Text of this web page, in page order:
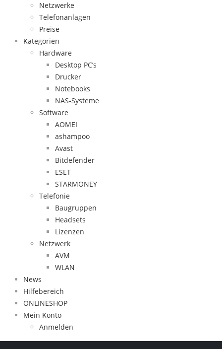
Netzwerke
Telefonanlagen
Preise
Kategorien
Hardware
Desktop PC’s
Drucker
Notebooks
NAS-Systeme
Software
AOMEI
ashampoo
Avast
Bitdefender
ESET
STARMONEY
Telefonie
Baugruppen
Headsets
Lizenzen
Netzwerk
AVM
WLAN
News
Hilfebereich
ONLINESHOP
Mein Konto
Anmelden